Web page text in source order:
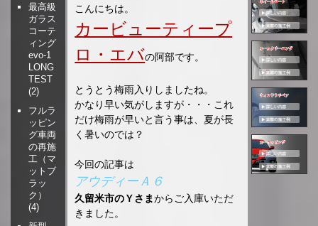
こんにちは。
カービューティープ
ロ・エバの阿部です。
とうとう梅雨入りしましたね。
かなり早い気がしますが・・・これ
だけ梅雨が早いと言う事は、夏が長
く暑いのでは？
今回の記事は
アウディーＡ６
久留米市のＹさまからご入庫いただ
きました。
最高級
ガラス
コーテ
ィング
evo-1
LONG
TEST
(2)
フルラ
ッピン
グ車両
の再施
工（マ
ットブ
ラッ
ク）
(4)